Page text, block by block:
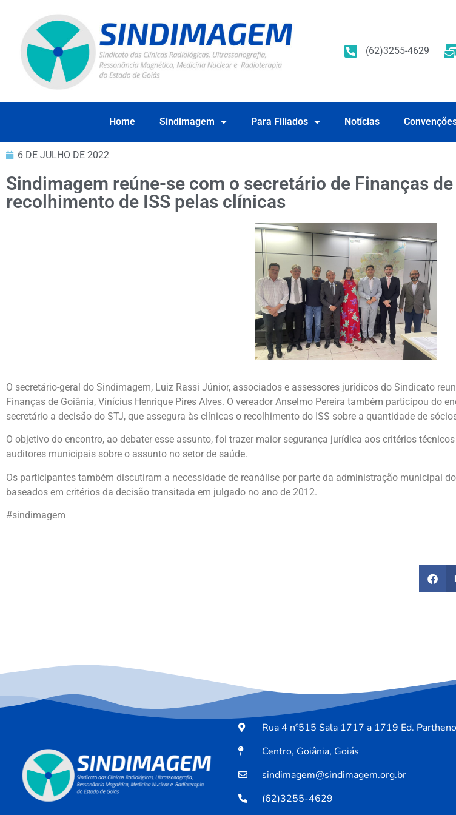
(62)3255-4629
Home Sindimagem Para Filiados Notícias
6 DE JULHO DE 2022
Sindimagem reúne-se com o secretário de Finanças
recolhimento de ISS pelas clínicas
O secretário-geral do Sindimagem, Luiz Rassi Júnior, associados e assessores jurídicos do Sindicato
Finanças de Goiânia, Vinícius Henrique Pires Alves. O vereador Anselmo Pereira também participou do
secretário a decisão do STJ, que assegura às clínicas o recolhimento do ISS sobre a quantidade de
O objetivo do encontro, ao debater esse assunto, foi trazer maior segurança jurídica aos critérios
auditores municipais sobre o assunto no setor de saúde.
Os participantes também discutiram a necessidade de reanálise por parte da administração municipal
baseados em critérios da decisão transitada em julgado no ano de 2012.
#sindimagem
Rua 4 nº515 Sala 1717 a 1719 Ed.
Centro, Goiânia, Goiás
sindimagem@sindimagem.org.br
(62)3255-4629